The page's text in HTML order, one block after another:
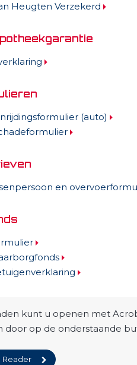
Heugten Verzekerd
(auto)
en
kunt u openen met
door op de onderstaande